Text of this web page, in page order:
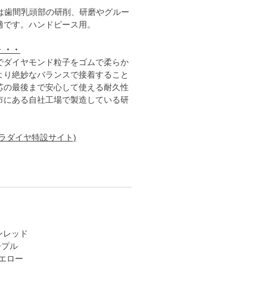
歯間乳頭部の研削、研磨やグルー
す。ハンドピース用。
・
ダイヤモンド粒子をゴムで柔らか
り絶妙なバランスで接着すること
の最後まで安心して使える耐久性
にある自社工場で製造している研
ダイヤ特設サイト)
ッド
ル
ロー